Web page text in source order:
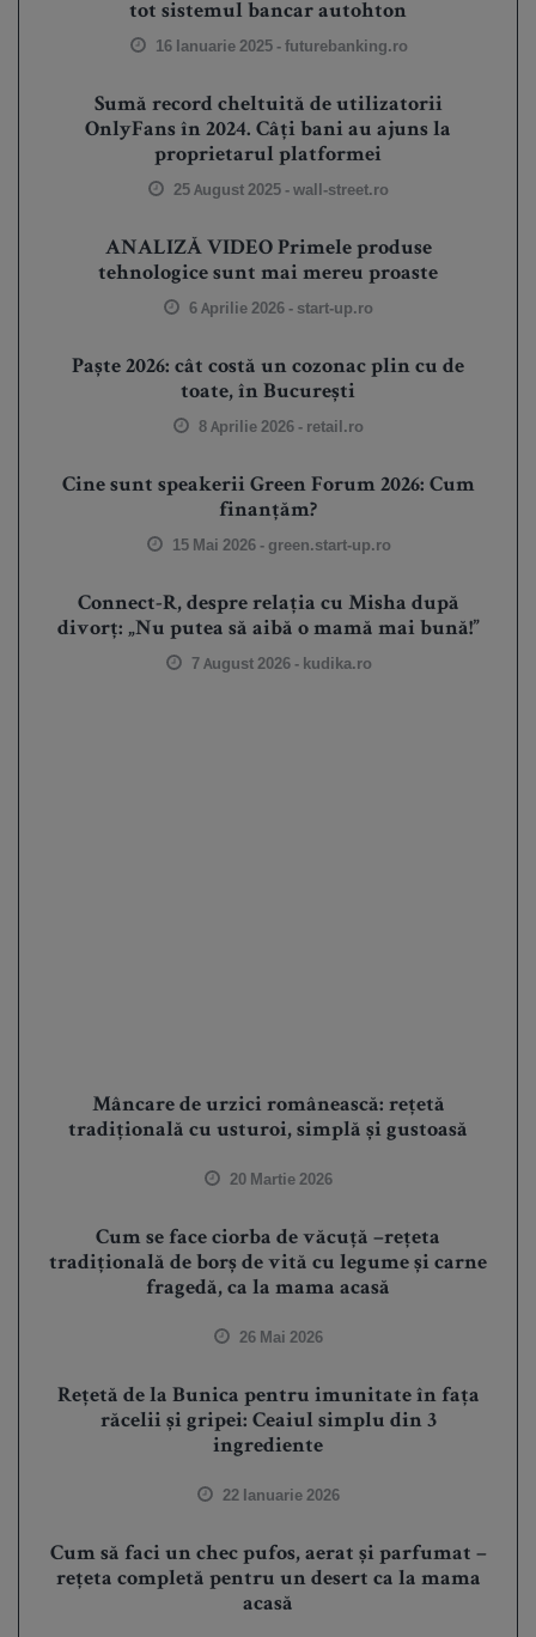
tot sistemul bancar autohton
16 Ianuarie 2025 -futurebanking.ro
Sumă record cheltuită de utilizatorii
OnlyFans în 2024. Câți bani au ajuns la
proprietarul platformei
25 August 2025 -wall-street.ro
ANALIZĂ VIDEO Primele produse
tehnologice sunt mai mereu proaste
6 Aprilie 2026 - start-up.ro
Paște 2026: cât costă un cozonac plin cu de
toate, în București
8 Aprilie 2026 - retail.ro
Cine sunt speakerii Green Forum 2026: Cum
finanțăm?
15 Mai 2026 - green.start-up.ro
Connect-R, despre relația cu Misha după
divorț: „Nu putea să aibă o mamă mai bună!”
7 August 2026 - kudika.ro
Mâncare de urzici românească: rețetă
tradițională cu usturoi, simplă și gustoasă
20 Martie 2026
Cum se face ciorba de văcuță –rețeta
tradițională de borș de vită cu legume și carne
fragedă, ca la mama acasă
26 Mai 2026
Rețetă de la Bunica pentru imunitate în fața
răcelii și gripei: Ceaiul simplu din 3
ingrediente
22 Ianuarie 2026
Cum să faci un chec pufos, aerat și parfumat –
rețeta completă pentru un desert ca la mama
acasă